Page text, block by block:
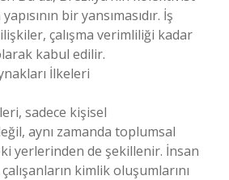
bir yansımasıdır. İş
çalışma verimliliği kadar
kabul edilir.
İlkeleri
sadece kişisel
aynı zamanda toplumsal
yerlerinden de şekillenir. İnsan
kimlik oluşumlarını